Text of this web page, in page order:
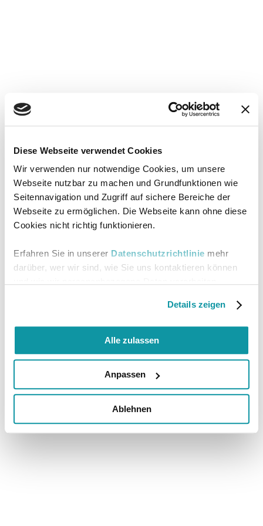
Diese Webseite verwendet Cookies
Wir verwenden nur notwendige Cookies, um unsere
Webseite nutzbar zu machen und Grundfunktionen wie
Seitennavigation und Zugriff auf sichere Bereiche der
Webseite zu ermöglichen. Die Webseite kann ohne diese
Cookies nicht richtig funktionieren.
Erfahren Sie in unserer Datenschutzrichtlinie mehr
darüber, wer wir sind, wie Sie uns kontaktieren können
Details zeigen
Alle zulassen
Anpassen
Ablehnen